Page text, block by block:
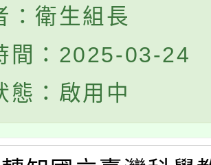
：衛生組長
間：2025-03-24
態：啟用中